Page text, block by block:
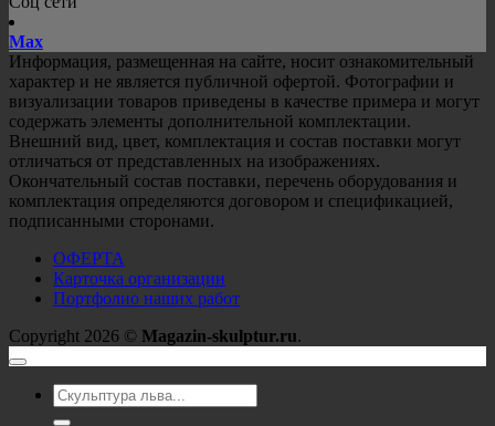
Mах
Информация, размещенная на сайте, носит ознакомительный
характер и не является публичной офертой. Фотографии и
визуализации товаров приведены в качестве примера и могут
содержать элементы дополнительной комплектации.
Внешний вид, цвет, комплектация и состав поставки могут
отличаться от представленных на изображениях.
Окончательный состав поставки, перечень оборудования и
комплектация определяются договором и спецификацией,
подписанными сторонами.
ОФЕРТА
Карточка организации
Портфолио наших работ
Copyright 2026 © Magazin-skulptur.ru.
Искать: